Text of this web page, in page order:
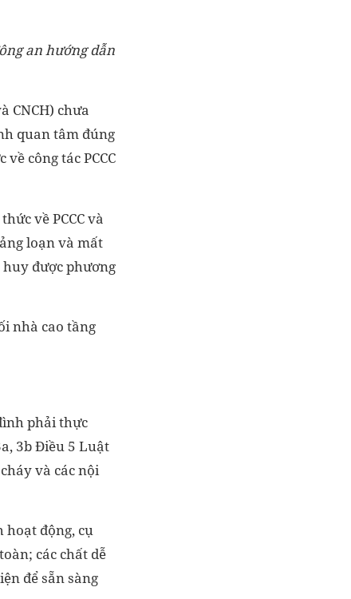
an hướng dẫn
CNCH) chưa
quan tâm đúng
công tác PCCC
về PCCC và
loạn và mất
được phương
nhà cao tầng
phải thực
3b Điều 5 Luật
và các nội
hoạt động, cụ
các chất dễ
để sẵn sàng